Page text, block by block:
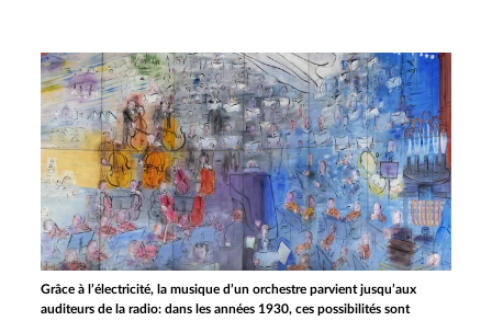
Grâce à l’électricité, la musique d’un orchestre parvient jusqu’aux
auditeurs de la radio: dans les années 1930, ces possibilités sont